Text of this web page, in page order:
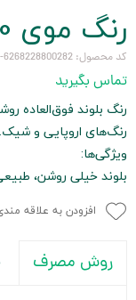
رنگ موی N10.11.0 لوپینا
کد محصول: 6268228800282-N10/1
تماس بگیرید
رنگ بلوند فوق‌العاده
رنگ‌های اروپایی و شیک.
ویژگی‌ها:
بلوند خیلی روشن،
افزودن به علاقه
روش مصرف